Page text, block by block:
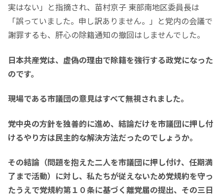
実はない」と指摘され、苗村京子 東部南地区委員長は
「誤っていました。申し訳ありません。」と党内の会議で
謝罪するも、肝心の除籍通知の撤回はしませんでした。
日本共産党は、虚偽の理由で除籍を強行する政党になった
のです。
現場である市議団の意見はすべて無視されました。
党中央の方針を独善的に進め、結論だけを市議団に押し付
けるやり方は民主的な解決方法だったのでしょうか。
その結論（問題を抱えた二人を市議団に押し付け、任期満
了まで活動）に対し、私たちが従えないため党規約を守っ
たうえで党規約第１０条に基づく離党届の提出、その三日